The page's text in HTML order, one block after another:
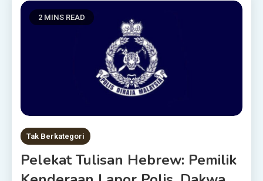
2 MINS READ
Tak Berkategori
Pelekat Tulisan Hebrew: Pemilik